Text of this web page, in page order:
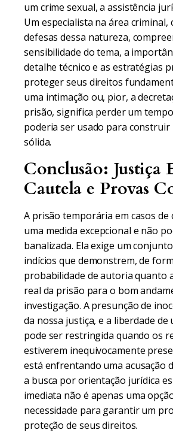
um crime sexual, a assistência
Um especialista na área criminal,
defesas dessa natureza,
sensibilidade do tema, a
detalhe técnico e as estratégias
proteger seus direitos
uma intimação ou, pior, a
prisão, significa perder um
poderia ser usado para construir
sólida.
Conclusão: Justiça
Cautela e Provas
A prisão temporária em casos de
uma medida excepcional e não
banalizada. Ela exige um
indícios que demonstrem, de
probabilidade de autoria quanto
real da prisão para o bom
investigação. A presunção de
da nossa justiça, e a liberdade de
pode ser restringida quando os
estiverem inequivocamente
está enfrentando uma acusação
a busca por orientação jurídica
imediata não é apenas uma
necessidade para garantir um
proteção de seus direitos.